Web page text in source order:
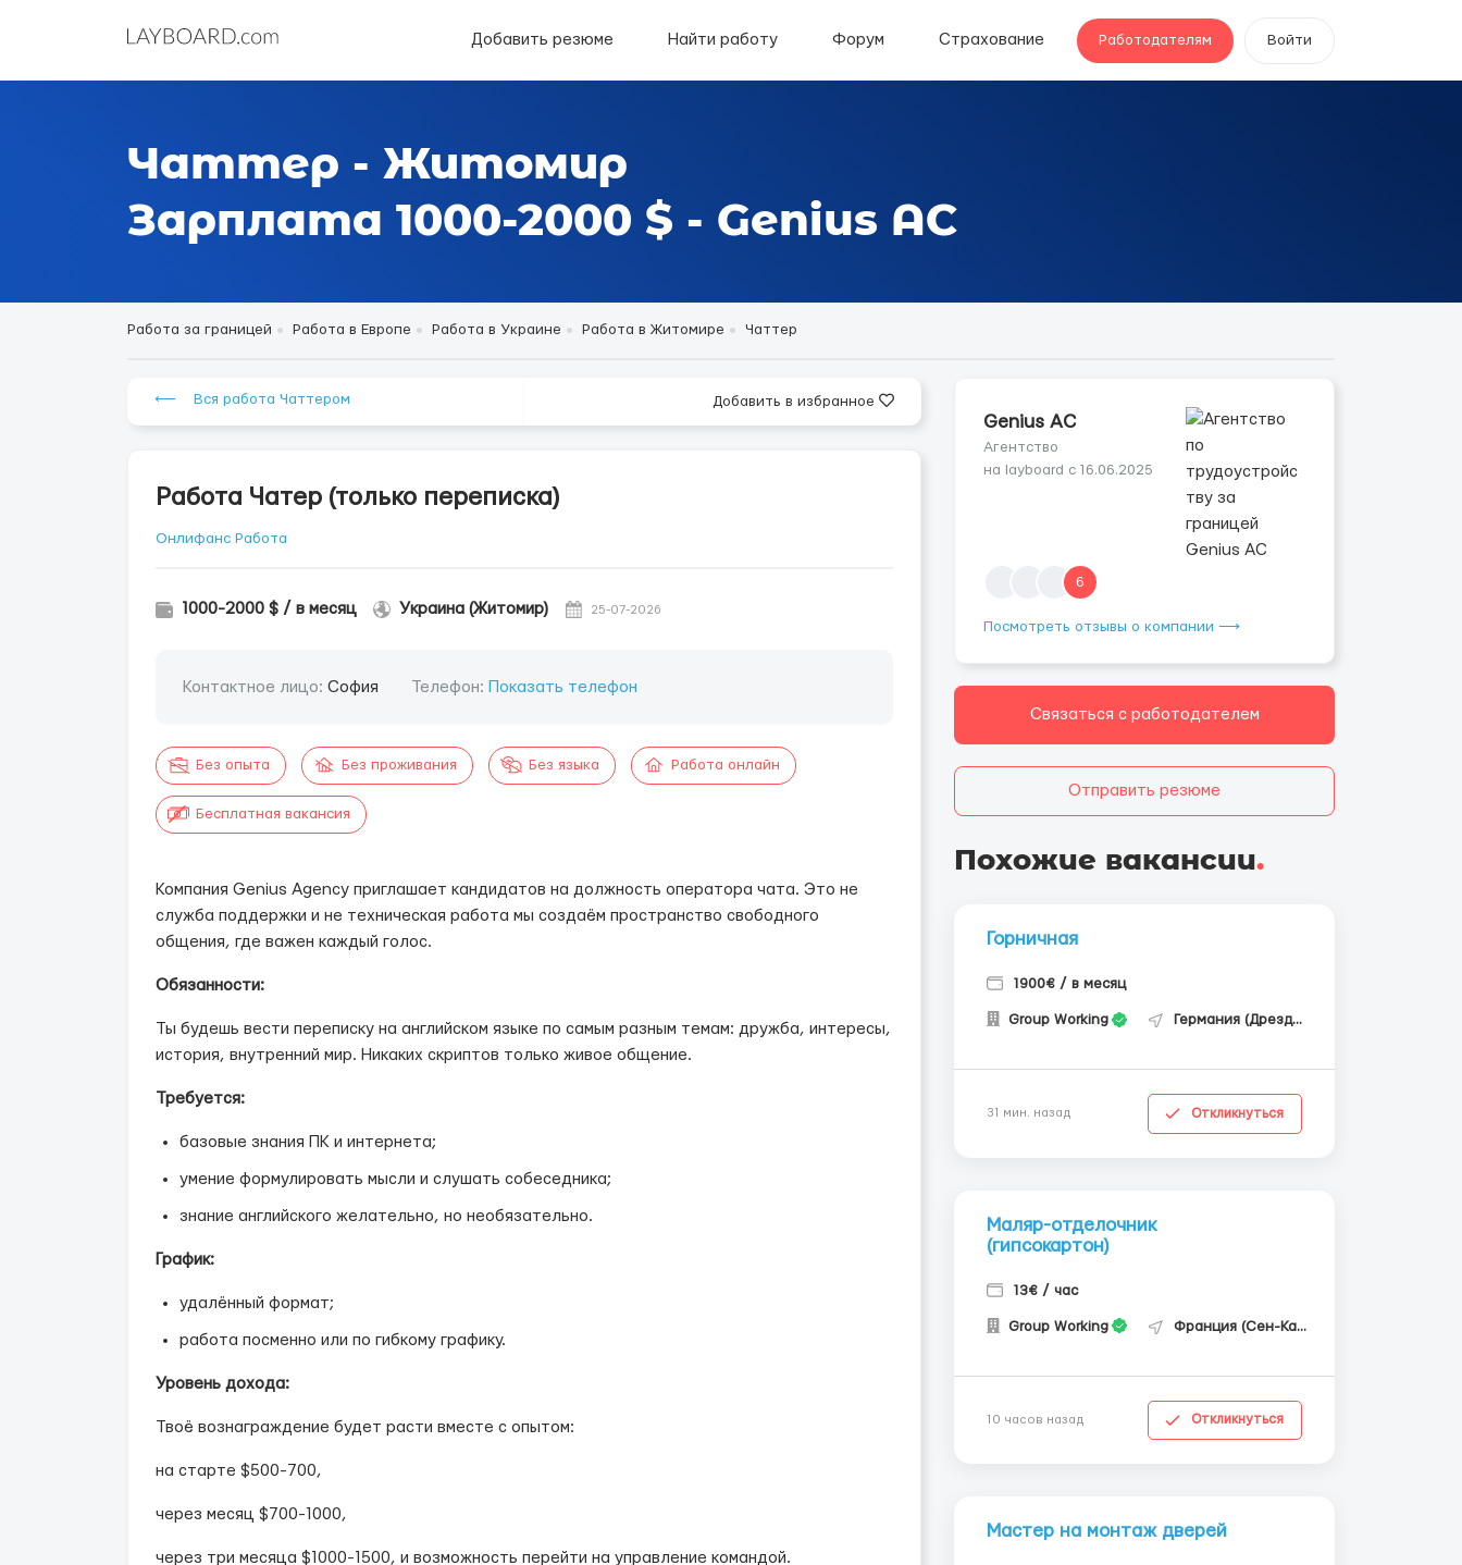
Добавить резюме Найти работу Форум Страхование Работодателям Войти
Чаттер - Житомир
Зарплата 1000-2000 $ - Genius AС
Работа за границей Работа в Европе Работа в Украине Работа в Житомире Чаттер
⟵ Вся работа Чаттером Добавить в избранное
Работа Чатер (только переписка)
Онлифанс Работа
1000-2000 $ / в месяц Украина (Житомир) 25-07-2026
Контактное лицо: София Телефон: Показать телефон
Без опыта Без проживания Без языка Работа онлайн
Бесплатная вакансия
Компания Genius Agency приглашает кандидатов на должность оператора чата. Это не
служба поддержки и не техническая работа мы создаём пространство свободного
общения, где важен каждый голос.
Обязанности:
Ты будешь вести переписку на английском языке по самым разным темам: дружба, интересы,
история, внутренний мир. Никаких скриптов только живое общение.
Требуется:
базовые знания ПК и интернета;
умение формулировать мысли и слушать собеседника;
знание английского желательно, но необязательно.
График:
удалённый формат;
работа посменно или по гибкому графику.
Уровень дохода:
Твоё вознаграждение будет расти вместе с опытом:
на старте $500-700,
через месяц $700-1000,
через три месяца $1000-1500, и возможность перейти на управление командой.
Genius AС
Агентство
на layboard с 16.06.2025
6
Посмотреть отзывы о компании ⟶
Связаться с работодателем
Отправить резюме
Похожие вакансии.
Горничная
1900€ / в месяц
Group Working Германия (Дрезден)
31 мин. назад Откликнуться
Маляр-отделочник
(гипсокартон)
13€ / час
Group Working Франция (Сен-Кантен)
10 часов назад Откликнуться
Мастер на монтаж дверей